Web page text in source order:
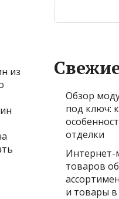
из
Обзор
под ключ:
отделки
товаров
и товары в